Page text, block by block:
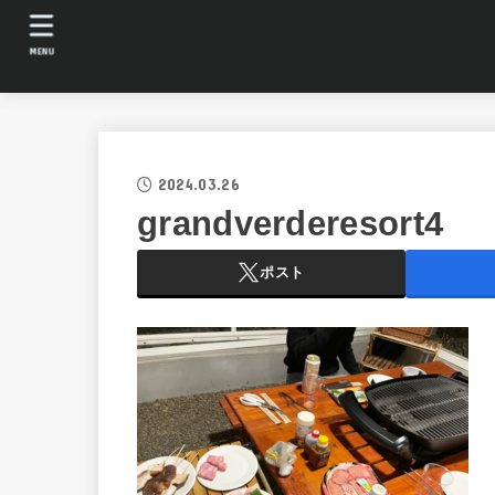
MENU
2024.03.26
grandverderesort4
ポスト